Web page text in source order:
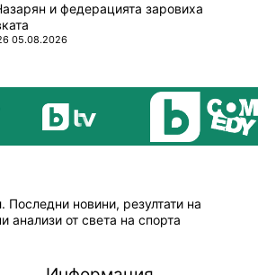
и федерацията заровиха
05.08.2026
Последни новини, резултати на
анализи от света на спорта